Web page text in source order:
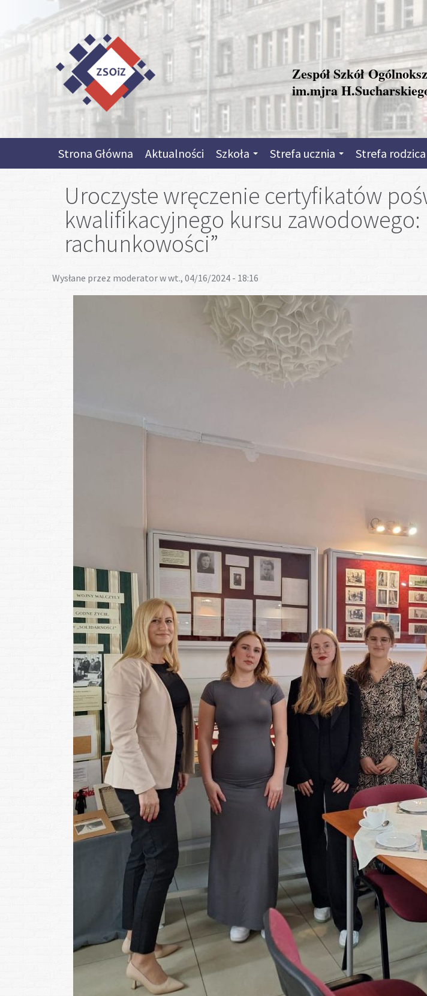
Zespół Szkół
im.mjra
Strona Główna Aktualności Szkoła Strefa ucznia Strefa rodzica
Uroczyste wręczenie certyfikatów
kwalifikacyjnego kursu zawodowego:
rachunkowości”
Wysłane przez moderatorw wt., 04/16/2024 - 18:16